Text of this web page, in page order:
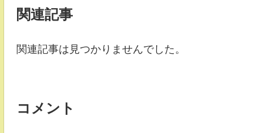
関連記事
関連記事は見つかりませんでした。
コメント